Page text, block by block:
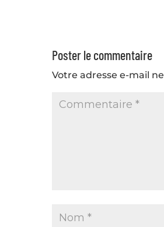
Poster le commentaire
Votre adresse e-mail